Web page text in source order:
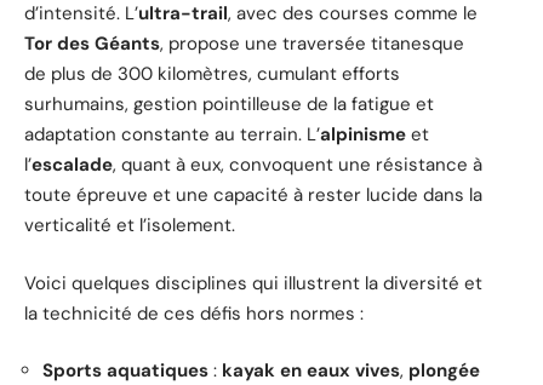
d’intensité. L’ultra-trail, avec des courses comme le
Tor des Géants, propose une traversée titanesque
de plus de 300 kilomètres, cumulant efforts
surhumains, gestion pointilleuse de la fatigue et
adaptation constante au terrain. L’alpinisme et
l’escalade, quant à eux, convoquent une résistance à
toute épreuve et une capacité à rester lucide dans la
verticalité et l’isolement.
Voici quelques disciplines qui illustrent la diversité et
la technicité de ces défis hors normes :
Sports aquatiques : kayak en eaux vives, plongée